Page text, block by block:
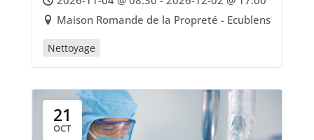
Maison Romande de la Propreté - Ecublens
Nettoyage
21
OCT